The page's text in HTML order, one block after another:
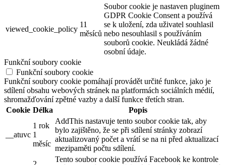
viewed_cookie_policy
11
měsíců
Soubor cookie je nastaven pluginem
GDPR Cookie Consent a používá
se k uložení, zda uživatel souhlasil
nebo nesouhlasil s používáním
souborů cookie. Neukládá žádné
osobní údaje.
Funkční soubory cookie
Funkční soubory cookie
Funkční soubory cookie pomáhají provádět určité funkce, jako je
sdílení obsahu webových stránek na platformách sociálních médií,
shromažďování zpětné vazby a další funkce třetích stran.
Cookie Délka Popis
__atuvc
1 rok
1
měsíc
AddThis nastavuje tento soubor cookie tak, aby
bylo zajištěno, že se při sdílení stránky zobrazí
aktualizovaný počet a vrátí se na ni před aktualizací
mezipaměti počtu sdílení.
Tento soubor cookie používá Facebook ke kontrole